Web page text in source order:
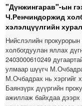
"Дүнжингарав"-ын
Ч.Ренчиндоржид
хэлэлцүүлгийн
Нийслэлийн
холбогдуулан яллах
2403000610249
улмаар шүүгч
М.Очбадрах нь хэргийг
Баянзүрх дүүргийн
ажиллаж байхдаа